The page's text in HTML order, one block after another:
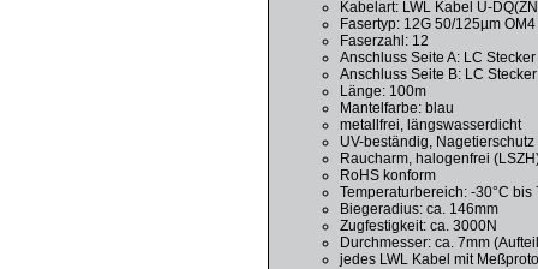
Kabelart: LWL Kabel U-
Fasertyp: 12G 50/125µm OM4
Faserzahl: 12
Anschluss Seite A: LC
Anschluss Seite B: LC
Länge: 100m
Mantelfarbe: blau
metallfrei, längswasserdicht
UV-beständig, Nagetierschutz
Raucharm, halogenfrei
RoHS konform
Temperaturbereich: -30°C bis
Biegeradius: ca. 146mm
Zugfestigkeit: ca. 3000N
Durchmesser: ca. 7mm
jedes LWL Kabel mit